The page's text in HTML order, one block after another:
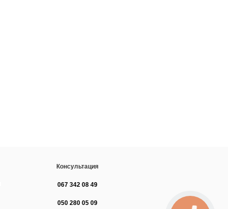
Консультация
067 342 08 49
050 280 05 09